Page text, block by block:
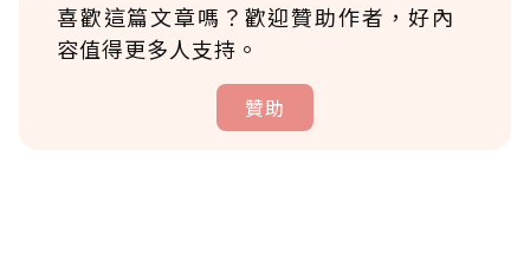
喜歡這篇文章嗎？歡迎贊助作者，好內
容值得更多人支持。
贊助